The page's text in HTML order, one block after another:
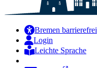
Bremen barrierefrei
Login
Leichte Sprache